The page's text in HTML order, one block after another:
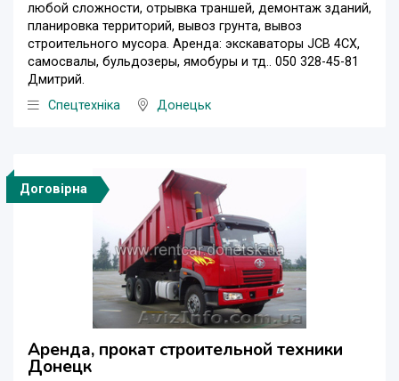
любой сложности, отрывка траншей, демонтаж зданий,
планировка территорий, вывоз грунта, вывоз
строительного мусора. Аренда: экскаваторы JCB 4CX,
самосвалы, бульдозеры, ямобуры и тд.. 050 328-45-81
Дмитрий.
Спецтехніка
Донецьк
Договірна
Аренда, прокат строительной техники
Донецк